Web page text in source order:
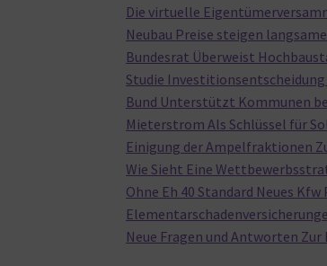
Die virtuelle
Neubau Preise steigen
Bundesrat Überweist
Studie
Bund Unterstützt Kommunen
Mieterstrom Als Schlüssel für
Einigung der Ampelfraktionen
Wie Sieht Eine
Ohne Eh 40 Standard Neues
Neue Fragen und Antworten